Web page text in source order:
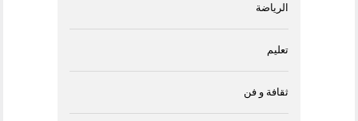
الرياضة
تعليم
ثقافة و فن